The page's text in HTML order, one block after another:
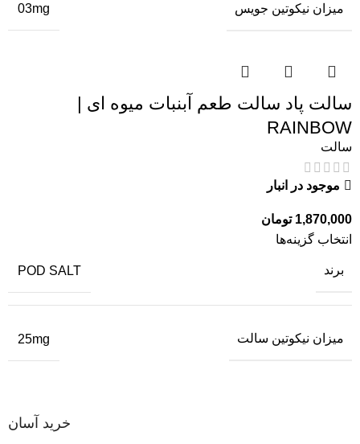
میزان نیکوتین جویس 03mg
سالت پاد سالت طعم آبنبات میوه ای |
RAINBOW
سالت
موجود در انبار
1,870,000 تومان
انتخاب گزینه‌ها
برند POD SALT
میزان نیکوتین سالت 25mg
خرید آسان